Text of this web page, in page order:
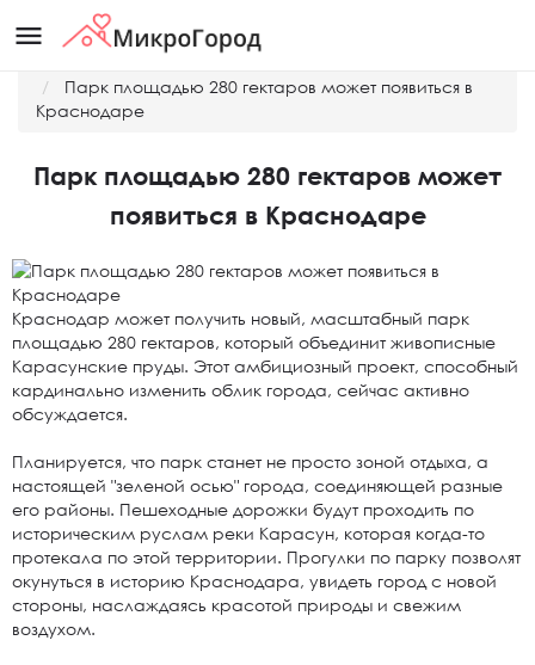
menu
Парк площадью 280 гектаров может появиться в
Краснодаре
Парк площадью 280 гектаров может
появиться в Краснодаре
Краснодар может получить новый, масштабный парк
площадью 280 гектаров, который объединит живописные
Карасунские пруды. Этот амбициозный проект, способный
кардинально изменить облик города, сейчас активно
обсуждается.
Планируется, что парк станет не просто зоной отдыха, а
настоящей "зеленой осью" города, соединяющей разные
его районы. Пешеходные дорожки будут проходить по
историческим руслам реки Карасун, которая когда-то
протекала по этой территории. Прогулки по парку позволят
окунуться в историю Краснодара, увидеть город с новой
стороны, наслаждаясь красотой природы и свежим
воздухом.